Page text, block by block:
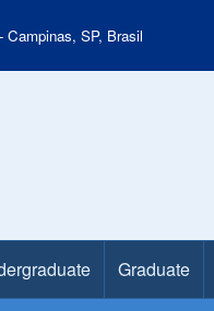
Campinas, SP, Brasil
Graduate